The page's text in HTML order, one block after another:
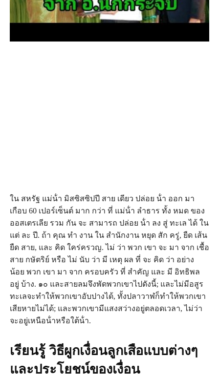
ใน สหรัฐ แม่น้ํา มิสซิสซิปปี สาย เดียว ปล่อย น้ํา ออก มา
เกือบ 60 เปอร์เซ็นต์ มาก กว่า ที่ แม่น้ํา ลําธาร ทั้ง หมด ของ
ออสเตรเลีย รวม กัน จะ สามารถ ปล่อย น้ํา ลง สู่ ทะเล ได้ ใน
แต่ ละ ปี. ถ้า คุณ ทํา งาน ใน สํานักงาน หยุด สัก ครู่, ยืด เส้น
ยืด สาย, และ คิด ใคร่ครวญ. ไม่ ว่า พวก เขา จะ มา จาก เชื้อ
สาย กษัตริย์ หรือ ไม่ นับ ว่า มี เหตุ ผล ที่ จะ คิด ว่า อย่าง
น้อย พวก เขา มา จาก ครอบครัว ที่ สําคัญ และ มี อิทธิพล
อยู่ บ้าง. ๑๐ และสายลมจึงพัดพวกเขาไปดังนี้; และไม่มีอสูร
ทะเลจะทําให้พวกเขาอับปางได้, ทั้งปลาวาฬก็ทําให้พวกเขา
เสียหายไม่ได้; และพวกเขามีแสงสว่างอยู่ตลอดเวลา, ไม่ว่า
จะอยู่เหนือน้ําหรือใต้น้ํา.
เรียนรู้ วิธีผูกเงื่อนลูกเสือแบบต่างๆ
และประโยชน์ของเงื่อน